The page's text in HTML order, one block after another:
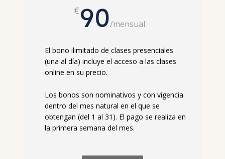
€90/mensual
El bono ilimitado de clases presenciales
(una al día) incluye el acceso a las clases
online en su precio.
Los bonos son nominativos y con vigencia
dentro del mes natural en el que se
obtengan (del 1 al 31). El pago se realiza en
la primera semana del mes.